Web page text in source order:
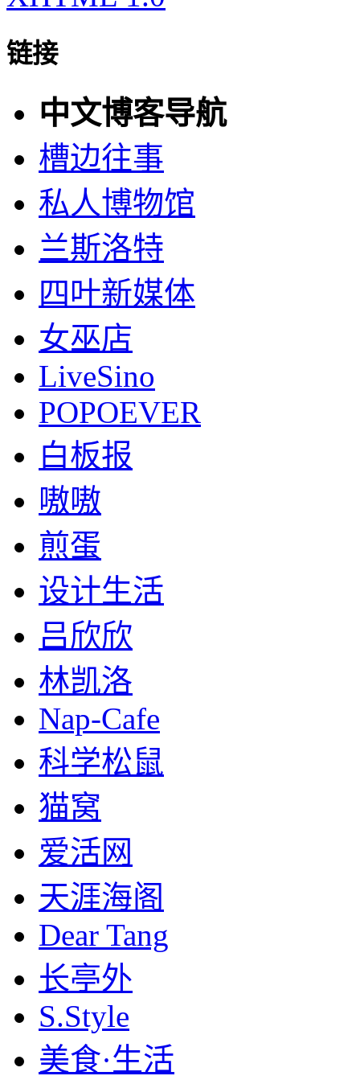
链接
中文博客导航
槽边往事
私人博物馆
兰斯洛特
四叶新媒体
女巫店
LiveSino
POPOEVER
白板报
嗷嗷
煎蛋
设计生活
吕欣欣
林凯洛
Nap-Cafe
科学松鼠
猫窝
爱活网
天涯海阁
Dear Tang
长亭外
S.Style
美食·生活